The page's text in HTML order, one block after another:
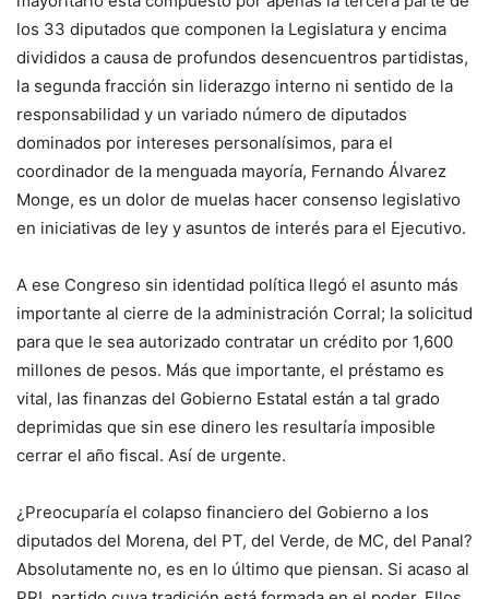
los 33 diputados que componen la Legislatura y encima
divididos a causa de profundos desencuentros partidistas,
la segunda fracción sin liderazgo interno ni sentido de la
responsabilidad y un variado número de diputados
dominados por intereses personalísimos, para el
coordinador de la menguada mayoría, Fernando Álvarez
Monge, es un dolor de muelas hacer consenso legislativo
en iniciativas de ley y asuntos de interés para el Ejecutivo.
A ese Congreso sin identidad política llegó el asunto más
importante al cierre de la administración Corral; la solicitud
para que le sea autorizado contratar un crédito por 1,600
millones de pesos. Más que importante, el préstamo es
vital, las finanzas del Gobierno Estatal están a tal grado
deprimidas que sin ese dinero les resultaría imposible
cerrar el año fiscal. Así de urgente.
¿Preocuparía el colapso financiero del Gobierno a los
diputados del Morena, del PT, del Verde, de MC, del Panal?
Absolutamente no, es en lo último que piensan. Si acaso al